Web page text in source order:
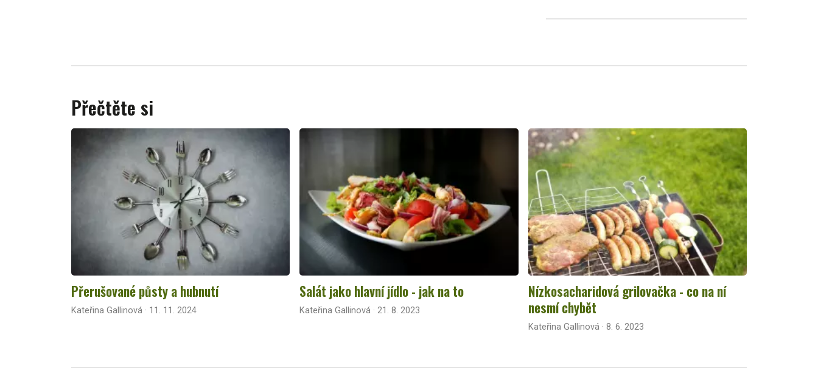
Přečtěte si
Přerušované půsty a hubnutí
Kateřina Gallinová · 11. 11. 2024
Salát jako hlavní jídlo - jak na to
Kateřina Gallinová · 21. 8. 2023
Nízkosacharidová grilovačka - co na ní
nesmí chybět
Kateřina Gallinová · 8. 6. 2023